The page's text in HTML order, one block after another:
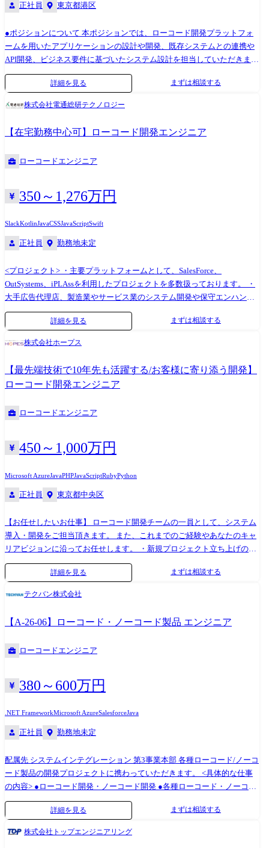
れぞれの特徴、導入時の注意点などをお客様に説明します。また、シス
りもします。お客様の状況次第で、当社で実行まで行うこともありま
す。 (2)顧客提案・開発支援 公共・金融・法人といった当社の各事業部か
らの要請を受けて、提案支援や開発体制の構築支援、プロジェクト実行
支援などを行います。ローコードプラットフォーム特有の管理プロセス
や開発体制などがあるため、当部で開発したメソドロジー(方法論)を有識
発および社内外への展開 ガートナーのハイプサイクルをはじめ、生産性
向上に関連する技術トレンドは常にウォッチしており、将来予測や市場
動向を踏まえつつ、各技術に利用価値があるかを調査・検討・検証しま
メソドロジーを開発・整備し、社内に広報したり教育したりします。時
ます。 (4)顧客内製化支援 自らDXを進めたい、内製化を進めたいという
お客様の要望に応じて、CoE構築や内製化体制構築を支援します。ま
なども行います。 (5)アライアンス対応 Outsystems、Microsoft、Pegaをは
に密に連携をしています。各ベンダーの最上位ソリューションアーキテ
クトが当社の担当に就くことから、最新情報が入手できるだけでなく、
高度な技術支援を随時得ることができます。 ●プロジェクト事例 NTT東
日本様 ビジネスを加速させる!ローコードプラットフォームを活用した内
製化の成功事例 https://www.nttdata.com/jp/ja/trends/data-
insight/2023/0414/ 日本政策公庫様 日本政策金融公庫が挑むローコード活
insight/2024/0906/ ●組織情報 技術革新統括本部 当社の各事業部が手掛け
る多数のプロジェクトを業界横断的に技術面で支援する技術専門部門で
す。クラウド、AI、ブロックチェーン、セキュリティ、ローコードプラ
しており、各プロジェクトに対して技術的なリード、アドバイザリー、
正社員 東京都港区
●ポジションについて 本ポジションでは、ローコード開発プラットフォ
ームを用いたアプリケーションの設計や開発、既存システムとの連携や
API開発、ビジネス要件に基づいたシステム設計を担当していただきま
す。 また、開発したアプリケーションのテストやデプロイ、技術ドキュ
メントの作成・維持管理、さらにローコード開発に関する技術的なアド
バイスを行うこともあります。 ポテンシャルを重視しておりますので、
システム開発への応用を担うことを期待しています。 ●職務内容 ・ロー
コード開発プラットフォームを用いたアプリケーション設計・開発 ・既
存システムとの連携やAPI開発 ・ビジネス要件に基づいたシステム設
計・開発 ・開発したアプリケーションのテスト・デプロイ ・技術ドキュ
業、流通業、等々多岐にわたる大手企業がクライアントです。 大手飲料
メーカー、大手通信キャリア、大手自動車会社、大手電力会社、大手保
手エネルギーメーカー 【導入前課題】 従来使用していたCRMシステム
保しつつ、業務中断を最小限に抑えて既存システムの互換性を維持しな
がら移行することができました。 【導入価値・メリット】 ✔管理・運用
コストを約4割低減 ✔手動プロセスの自動化による営業オペレーションの
最適化 ✔営業チームのコンバージョン率を20%向上 ✔確度の高い売上予
測を実現 ●Medix:レガシー管理システムのモダナイゼーション 【クライ
アント】 大手製造メーカー 【導入前課題】 Excelベースのシステムだっ
スク ③カテゴリとデータ可視化の制限 ④セキュリティリスク 【案件ポ
イント】 Medixとアジャイル・スクラム手法を用いて、数週間でレガシ
ーシステムの移行を完遂することができました。 【導入価値・メリッ
ト】 ✔開発作業を40%削減 ✔同期強化 ✔データ整合性の向上 ✔ユーザー
エクスペリエンスの向上 ✔セキュリティ強化 ✔データドリブンな意思決
詳細を見る まずは相談する
株式会社電通総研テクノロジー
【在宅勤務中心可】ローコード開発エンジニア
ローコードエンジニア
350～1,276万円
SlackKotlinJavaCSSJavaScriptSwift
正社員 勤務地未定
<プロジェクト> ・主要プラットフォームとして、SalesForce、
OutSystems、iPLAssを利用したプロジェクトを多数扱っております。 ・
大手広告代理店、製造業やサービス業のシステム開発や保守エンハンス
等、小～大規模まで様々なプロジェクトを多数扱っております。 ・経験
に応じ適性にあったプロジェクトへ参画いただき、利用プラットフォー
・ローコードプラットフォームを利用したシステム開発を実施。 ・要件
定義、設計、開発、テスト、導入、その後のエンハンス開発など一気通
貫で担当していただきます。
詳細を見る まずは相談する
株式会社ホープス
【最先端技術で10年先も活躍する/お客様に寄り添う開発】
ローコード開発エンジニア
ローコードエンジニア
450～1,000万円
Microsoft AzureJavaPHPJavaScriptRubyPython
正社員 東京都中央区
【お任せしたいお仕事】 ローコード開発チームの一員として、システム
導入・開発をご担当頂きます。 また、これまでのご経験やあなたのキャ
リアビジョンに沿ってお任せします。 ・新規プロジェクト立ち上げのキ
ーマン ・チームリーダーとしてメンバーやプロジェクトのマネジメント
【ローコード開発で実現できる世界】 ●ユーザーの「期待以上」のシス
テムを「迅速」に届ける社会 【なぜホープスがするのか？】 創業当初、
善案を提案していました。 30年前はDXという言葉も耳馴染みなく、お
客様からの理解を得られにくい環境でした。 なかには、工場自体の競争
力を失い、工場の規模縮小・閉鎖から、工場に支えられた街自体が閑散
となることも目の当たりにしました。 このような悲劇を繰り返したくは
てエンジニアはスキルを変え、真に必要とされるエンジニア」を輩出す
ることに力を入れています。 そしてそれは、本当の意味でエンジニアの
る ・システムを用い、競争力を醸成し、社会が持続的な発展を続けるこ
ワクワクする社会を創っていきます。 【プロジェクト内容※一例です
※】 受注システム：要件定義からリリースまで約2年のプロジェクトに
おいて、開発期間は2ヵ月と短納期で完了 生成型AI ：プロセスマイニ
ングを用いた野良AIの防止 【ローコード開発に携わったエンジニアの
声】 ・API開発、オープンソースの方が幅がきくし、おもしろそうなイ
メージが正直あったが、実際にやってみるとローコード開発はできるこ
詳細を見る まずは相談する
テクバン株式会社
【A-26-06】ローコード・ノーコード製品 エンジニア
ローコードエンジニア
380～600万円
.NET FrameworkMicrosoft AzureSalesforceJava
正社員 勤務地未定
配属先 システムインテグレーション 第3事業本部 各種ローコード/ノーコ
ード製品の開発プロジェクトに携わっていただきます。 <具体的な仕事
の内容> ●ローコード開発・ノーコード開発 ●各種ローコード・ノーコー
ド製品の導入・カスタマイズ ●PMO など、経験やスキルに応じたプロジ
ェクトにてご活躍いただきます。 <主な取り扱い製品> Salesforce、
詳細を見る まずは相談する
株式会社トップエンジニアリング